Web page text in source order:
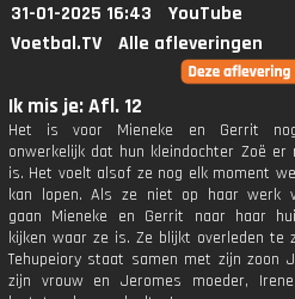
31-01-2025 16:43
YouTube
Voetbal.TV
Alle afleveringen
Ik mis je: Afl. 12
Het is voor Mieneke en Gerrit
onwerkelijk dat hun kleindochter Zoë er
is. Het voelt alsof ze nog elk moment
kan lopen. Als ze niet op haar werk
gaan Mieneke en Gerrit naar haar
kijken waar ze is. Ze blijkt overleden te
Tehupeiory staat samen met zijn zoon
zijn vrouw en Jeromes moeder,